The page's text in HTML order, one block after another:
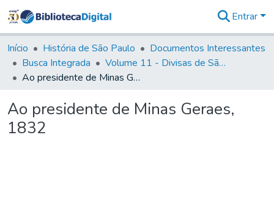
&
Coleções
Tudo na
Biblioteca
Estatísticas
Entrar
Início História de São Paulo
Documentos Interessantes
Busca Integrada
Volume 11 - Divisas de São Paulo e Minas Gerais
Ao presidente de Minas Geraes, 1832
Ao presidente de Minas Geraes,
1832